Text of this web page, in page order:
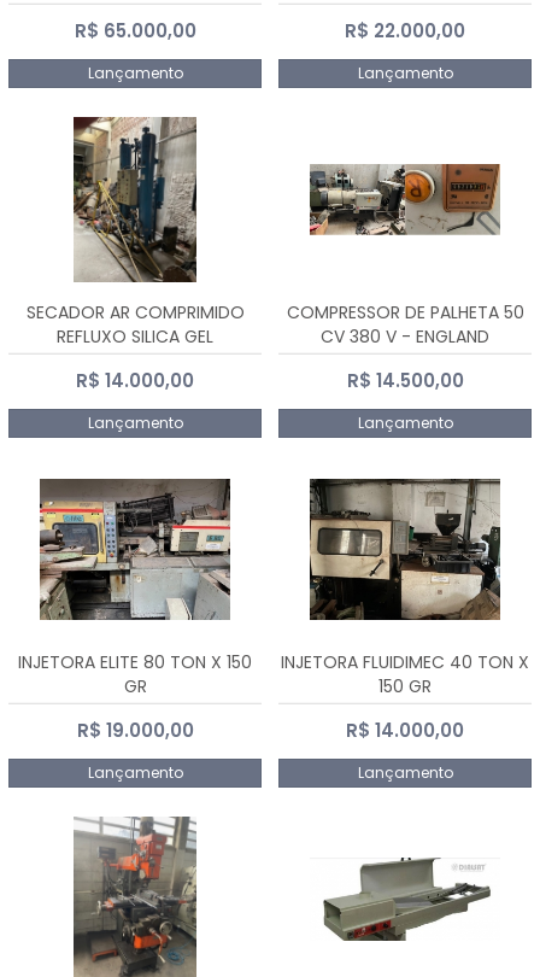
R$ 65.000,00
Lançamento
R$ 22.000,00
Lançamento
SECADOR AR COMPRIMIDO
REFLUXO SILICA GEL
R$ 14.000,00
Lançamento
COMPRESSOR DE PALHETA 50
CV 380 V - ENGLAND
R$ 14.500,00
Lançamento
INJETORA ELITE 80 TON X 150
GR
R$ 19.000,00
Lançamento
INJETORA FLUIDIMEC 40 TON X
150 GR
R$ 14.000,00
Lançamento